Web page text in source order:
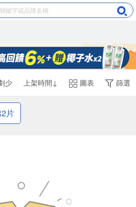
少 上架時間↓ 圖表 篩選
片